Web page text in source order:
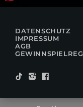
DATENSCHUTZ
IMPRESSUM
AGB